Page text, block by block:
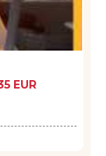
EUR